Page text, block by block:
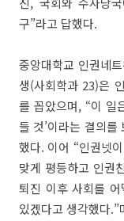
구”라고 답했다.
중앙대학교 인권네
생(사회학과 23)은
를 꼽았으며, “이 일
들 것’이라는 결의
했다. 이어 “인권넷
맞게 평등하고 인권
퇴진 이후 사회를
있겠다고 생각했다